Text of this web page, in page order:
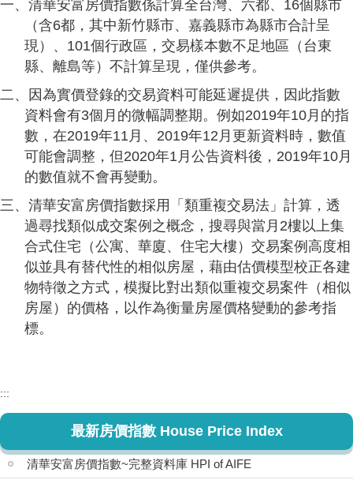
一、清華安富房價指數係計算全台灣、六都、16個縣市
（含6都，其中新竹縣市、嘉義縣市為縣市合計呈
現）、101個行政區，交易樣本數不足地區（台東
縣、離島等）不計算呈現，僅供參考。
二、因為實價登錄的交易資料可能延遲提供，因此指數
資料會有3個月的微幅調整期。例如2019年10月的指
數，在2019年11月、2019年12月更新資料時，數值
可能會調整，但2020年1月公告資料後，2019年10月
的數值就不會再變動。
三、清華安富房價指數採用「類重複交易法」計算，透
過尋找類似成交案例之概念，搜尋與當月2樓以上集
合式住宅（公寓、華廈、住宅大樓）交易案例高度相
似並具有替代性的相似房屋，藉由估價模型校正各建
物特徵之方式，模擬比對出類似重複交易案件（相似
房屋）的價格，以作為衡量房屋價格變動的參考指
標。
:::
最新房價指數 House Price Index
清華安富房價指數~完整資料庫 HPI of AIFE